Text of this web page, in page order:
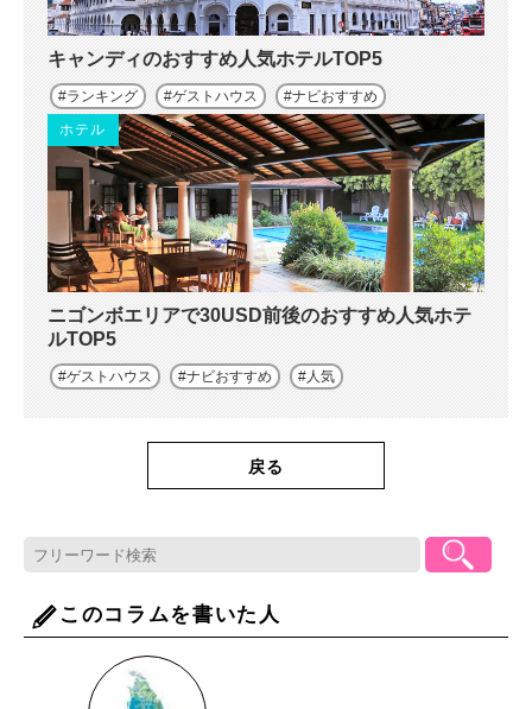
キャンディのおすすめ人気ホテルTOP5
ランキング ゲストハウス ナビおすすめ
ニゴンボエリアで30USD前後のおすすめ人気ホテ
ルTOP5
ホテル
ゲストハウス ナビおすすめ 人気
戻る
このコラムを書いた人